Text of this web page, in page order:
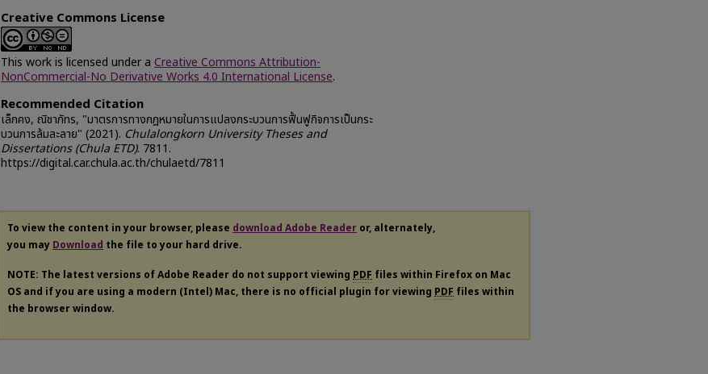
Creative Commons License
This work is licensed under a Creative Commons Attribution-
NonCommercial-No Derivative Works 4.0 International License.
Recommended Citation
เล็กคง, ณิชาภัทร, "มาตรการทางกฎหมายในการแปลงกระบวนการฟื้นฟูกิจการเป็นกระ
บวนการล้มละลาย" (2021). Chulalongkorn University Theses and
Dissertations (Chula ETD). 7811.
https://digital.car.chula.ac.th/chulaetd/7811
To view the content in your browser, please download Adobe Reader or, alternately,
you may Download the file to your hard drive.
NOTE: The latest versions of Adobe Reader do not support viewing PDF files within Firefox on Mac
OS and if you are using a modern (Intel) Mac, there is no official plugin for viewing PDF files within
the browser window.